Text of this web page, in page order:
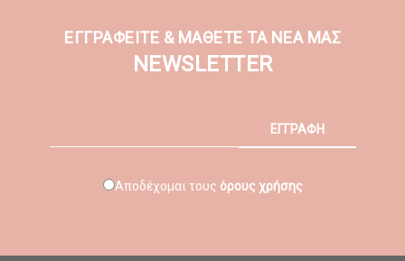
ΕΓΓΡΑΦΕΙΤΕ & ΜΑΘΕΤΕ ΤΑ ΝΕΑ ΜΑΣ
NEWSLETTER
ΕΓΓΡΑΦΗ
Αποδέχομαι τους όρους χρήσης